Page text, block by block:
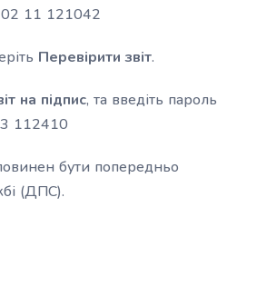
Перевірити звіт.
на підпис, та введіть пароль
бути попередньо
(ДПС).